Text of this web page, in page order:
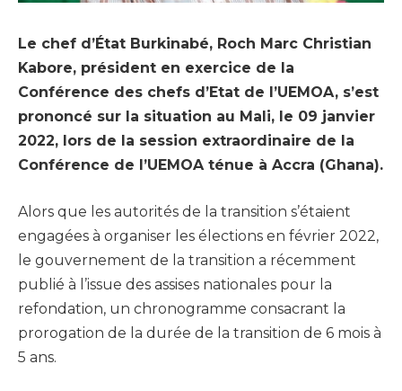
Le chef d’État Burkinabé, Roch Marc Christian
Kabore, président en exercice de la
Conférence des chefs d’Etat de l’UEMOA, s’est
prononcé sur la situation au Mali, le 09 janvier
2022, lors de la session extraordinaire de la
Conférence de l’UEMOA ténue à Accra (Ghana).
Alors que les autorités de la transition s’étaient
engagées à organiser les élections en février 2022,
le gouvernement de la transition a récemment
publié à l’issue des assises nationales pour la
refondation, un chronogramme consacrant la
prorogation de la durée de la transition de 6 mois à
5 ans.